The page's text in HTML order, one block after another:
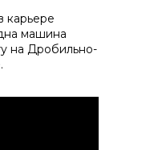
карьере
машина
на Дробильно-